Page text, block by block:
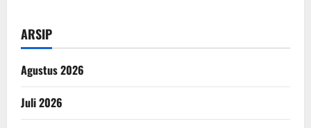
ARSIP
Agustus 2026
Juli 2026